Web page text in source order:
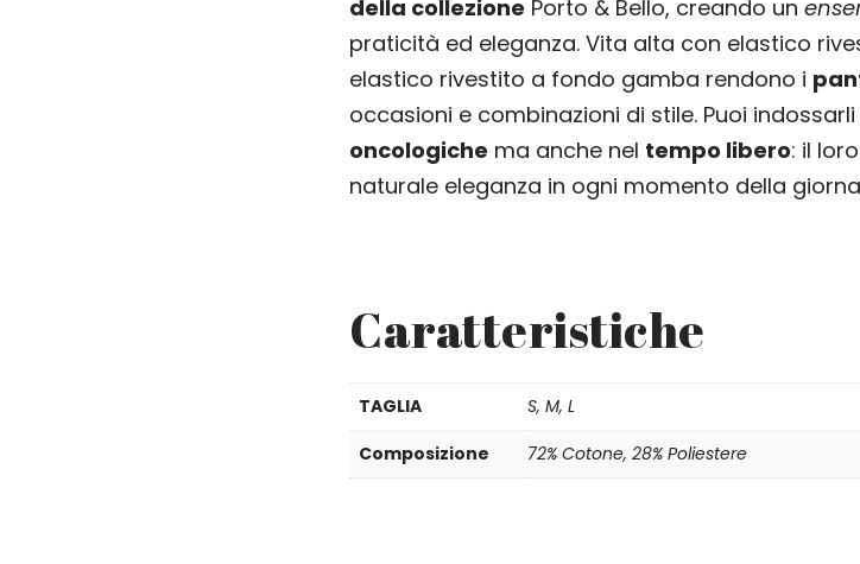
della collezione Porto & Bello, creando un
praticità ed eleganza. Vita alta con elastico
elastico rivestito a fondo gamba rendono i
occasioni e combinazioni di stile. Puoi
oncologiche ma anche nel tempo libero: il
naturale eleganza in ogni momento della
Caratteristiche
TAGLIA
S, M, L
Composizione
72% Cotone, 28% Poliestere